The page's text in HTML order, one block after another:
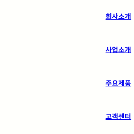
회사소개
사업소개
주요제품
고객센터